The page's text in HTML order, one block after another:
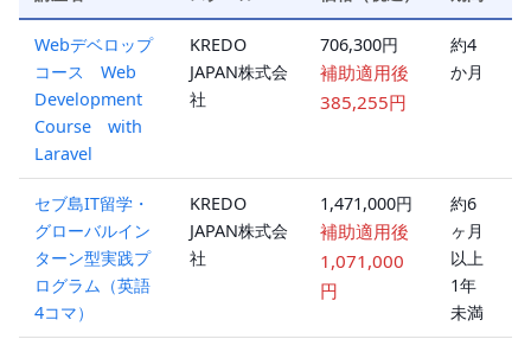
Webデベロップ
コース Web
Development
Course with
Laravel
KREDO
JAPAN株式会
社
706,300円
補助適用後
385,255円
約4
か月
セブ島IT留学・
グローバルイン
ターン型実践プ
ログラム（英語
4コマ）
KREDO
JAPAN株式会
社
1,471,000円
補助適用後
1,071,000
円
約6
ヶ月
以上
1年
未満